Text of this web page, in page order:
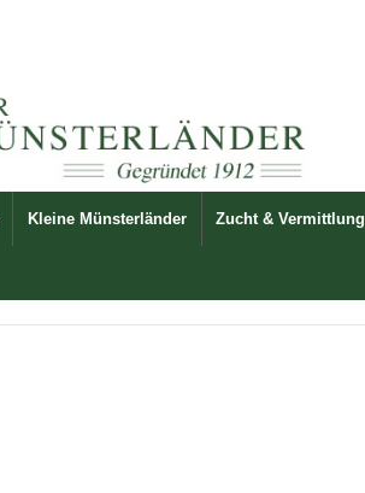
Kleine Münsterländer Zucht & Vermittlung